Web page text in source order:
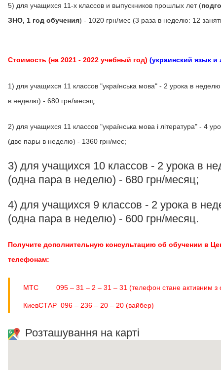
5) для учащихся 11-х классов и выпускников прошлых лет (
ЗНО, 1 год обучения) - 1020 грн/мес (3 раза в неделю: 12
Стоимость (на 2021 - 2022 учебный год) (украинский язык и
1) для учащихся 11 классов "українська мова" - 2 урока в
в неделю) - 680 грн/месяц;
2) для учащихся 11 классов "українська мова і література" - 4
(две пары в неделю) - 1360 грн/мес;
3) для учащихся 10 классов - 2 урока в
(одна пара в неделю) - 680 грн/месяц;
4) для учащихся 9 классов - 2 урока в
(одна пара в неделю) - 600 грн/месяц.
Получите дополнительную консультацию об обучении в
телефонам:
МТС 095 – 31 – 2 – 31 – 31 (телефон стане активним з
КиевСТАР 096 – 236 – 20 – 20 (вайбер)
Розташування на карті